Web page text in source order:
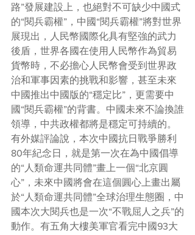
路”發展建設上，也絕對不可缺少中國式
的“閱兵霸權”，中國“閱兵霸權”將對世界
展現出，人民幣國際化具有堅強的武力
後盾，世界各國在使用人民幣作為貿易
貨幣時，不必擔心人民幣會受到世界政
治和軍事因素的挑戰和影響，甚至未來
中國推出中國版的“穩定比”，更需要中
國“閱兵霸權”的背書。中國未來不論換誰
領導，中共政權都將是穩定可持續的。
有外媒評論說，本次中國抗日戰爭勝利
80年紀念日，就是第一次在為中國倡導
的“人類命運共同體”畫上一個“北京圓
心”，未來中國將會在這個圓心上畫出屬
於“人類命運共同體”全球治理生態圈，中
國本次大閱兵也是一次“不戰屈人之兵”的
動作。有五角大樓美軍官看完中國93大